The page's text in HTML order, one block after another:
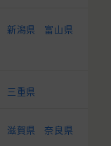
新潟県
富山県
三重県
滋賀県
奈良県